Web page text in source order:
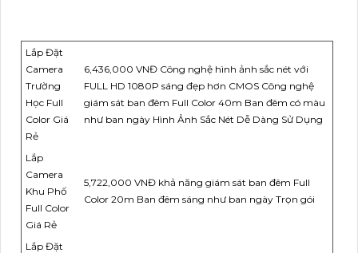
Lắp Đặt
Camera
Trường
Học Full
Color Giá
Rẻ
6,436,000 VNĐ Công nghệ hình ảnh sắc nét với
FULL HD 1080P sáng đẹp hơn CMOS Công nghệ
giám sát ban đêm Full Color 40m Ban đêm có màu
như ban ngày Hình Ảnh Sắc Nét Dễ Dàng Sử Dụng
Lắp
Camera
Khu Phố
Full Color
Giá Rẻ
5,722,000 VNĐ khả năng giám sát ban đêm Full
Color 20m Ban đêm sáng như ban ngày Trọn gói
Lắp Đặt